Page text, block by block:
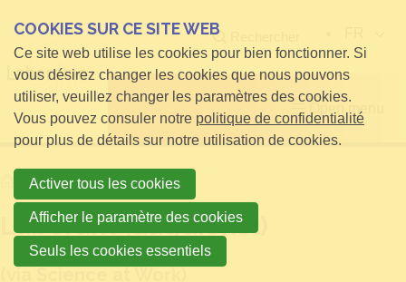
Open menu
HomeLaborant (dagdienst)
Laborant (dagdienst)
COOKIES SUR CE SITE WEB
Ce site web utilise les cookies pour bien fonctionner. Si
vous désirez changer les cookies que nous pouvons
utiliser, veuillez changer les paramètres des cookies.
Vous pouvez consuler notre politique de confidentialité
pour plus de détails sur notre utilisation de cookies.
Activer tous les cookies
Afficher le paramètre des cookies
Seuls les cookies essentiels